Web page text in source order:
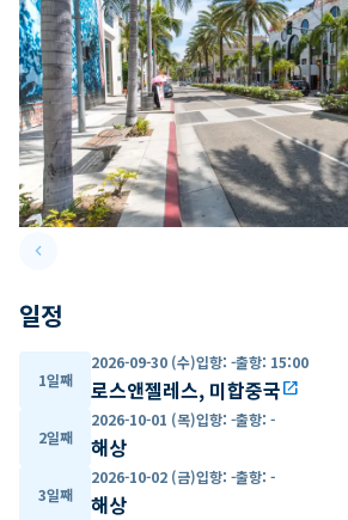
keyboard_arrow_leftPrevious slide
일정
1일째
2026-09-30 (수)입항: -출항: 15:00
로스앤젤레스, 미합중국open_in_new
2일째
2026-10-01 (목)입항: -출항: -
해상
3일째
2026-10-02 (금)입항: -출항: -
해상